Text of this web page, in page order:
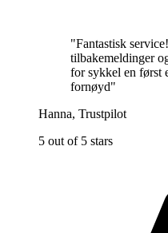
"Fantastisk
tilbakemeldinger
for sykkel en først
fornøyd"
Hanna, Trustpilot
5 out of 5 stars